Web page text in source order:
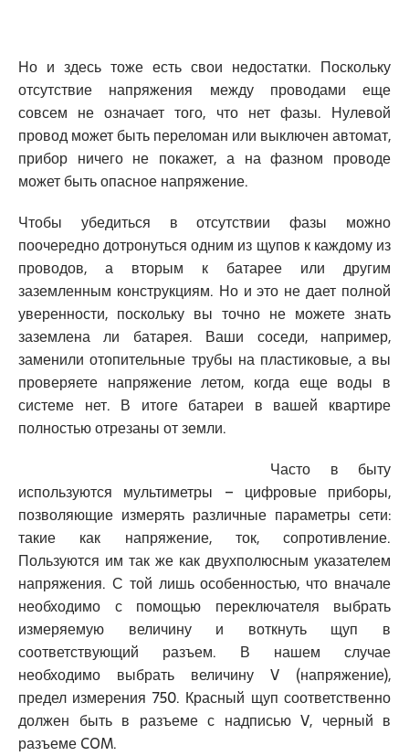
Но и здесь тоже есть свои недостатки. Поскольку
отсутствие напряжения между проводами еще
совсем не означает того, что нет фазы. Нулевой
провод может быть переломан или выключен автомат,
прибор ничего не покажет, а на фазном проводе
может быть опасное напряжение.
Чтобы убедиться в отсутствии фазы можно
поочередно дотронуться одним из щупов к каждому из
проводов, а вторым к батарее или другим
заземленным конструкциям. Но и это не дает полной
уверенности, поскольку вы точно не можете знать
заземлена ли батарея. Ваши соседи, например,
заменили отопительные трубы на пластиковые, а вы
проверяете напряжение летом, когда еще воды в
системе нет. В итоге батареи в вашей квартире
полностью отрезаны от земли.
Часто в быту
используются мультиметры – цифровые приборы,
позволяющие измерять различные параметры сети:
такие как напряжение, ток, сопротивление.
Пользуются им так же как двухполюсным указателем
напряжения. С той лишь особенностью, что вначале
необходимо с помощью переключателя выбрать
измеряемую величину и воткнуть щуп в
соответствующий разъем. В нашем случае
необходимо выбрать величину V (напряжение),
предел измерения 750. Красный щуп соответственно
должен быть в разъеме с надписью V, черный в
разъемеCOM.